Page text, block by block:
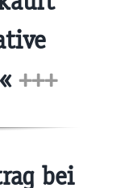
+++
bei